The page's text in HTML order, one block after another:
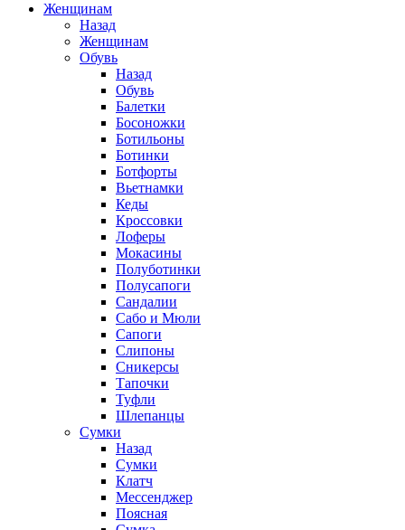
Женщинам
Назад
Женщинам
Обувь
Назад
Обувь
Балетки
Босоножки
Ботильоны
Ботинки
Ботфорты
Вьетнамки
Кеды
Кроссовки
Лоферы
Мокасины
Полуботинки
Полусапоги
Сандалии
Сабо и Мюли
Сапоги
Слипоны
Сникерсы
Тапочки
Туфли
Шлепанцы
Cумки
Назад
Cумки
Клатч
Мессенджер
Поясная